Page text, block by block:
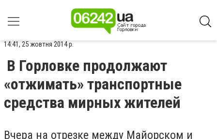
14:41, 25 жовтня 2014 р.
В Горловке продолжают
«отжимать» транспортные
средства мирных жителей
Вчера на отрезке между Майорском и